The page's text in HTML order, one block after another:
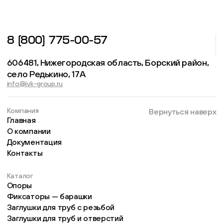
8 (800) 775-00-57
606481, Нижегородская область, Борский район,
село Редькино, 17А
info@ivk-group.ru
Компания
Главная
О компании
Документация
Контакты
Каталог
Опоры
Фиксаторы — барашки
Заглушки для труб с резьбой
Заглушки для труб и отверстий
Вернуться наверх